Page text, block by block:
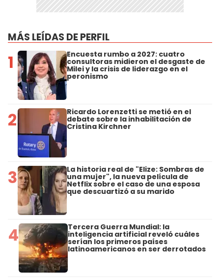
MÁS LEÍDAS DE PERFIL
1 Encuesta rumbo a 2027: cuatro
consultoras midieron el desgaste de
Milei y la crisis de liderazgo en el
peronismo
2 Ricardo Lorenzetti se metió en el
debate sobre la inhabilitación de
Cristina Kirchner
3 La historia real de "Elize: Sombras de
una mujer", la nueva película de
Netflix sobre el caso de una esposa
que descuartizó a su marido
4 Tercera Guerra Mundial: la
inteligencia artificial reveló cuáles
serían los primeros países
latinoamericanos en ser derrotados